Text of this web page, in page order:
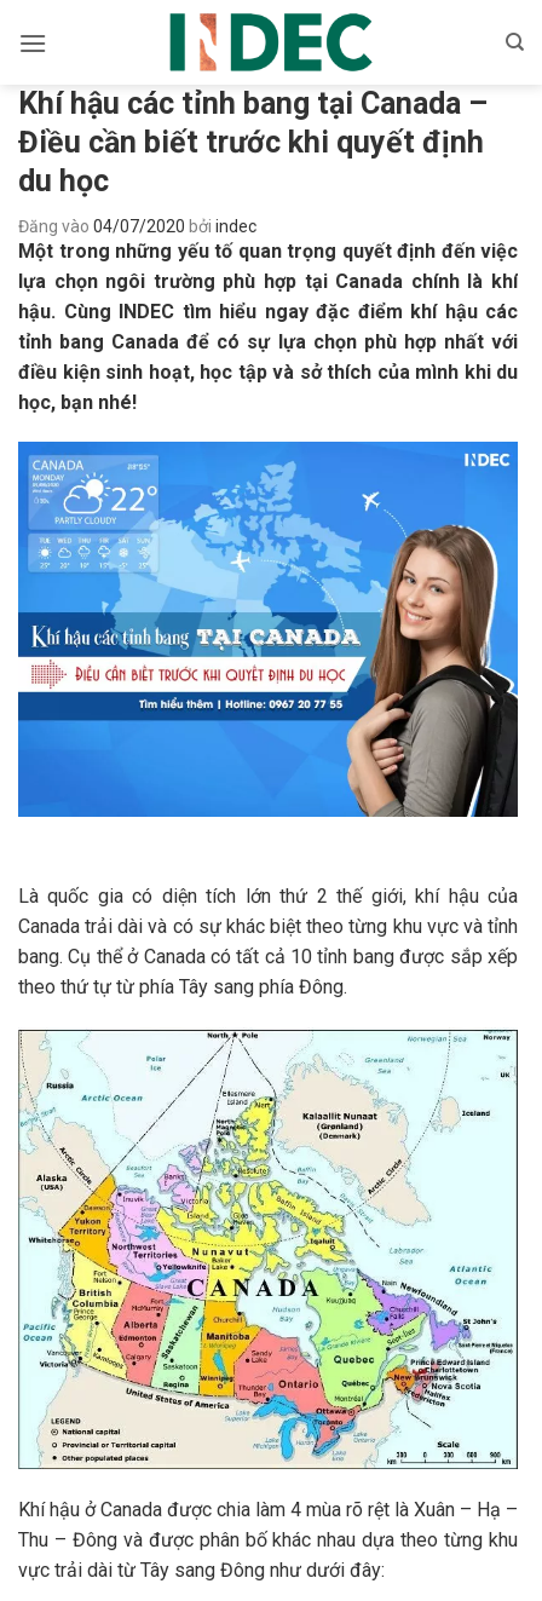
qua
dungKhí hậu các tỉnh bang tại Canada –
Điều cần biết trước khi quyết định
du học
Đăng vào 04/07/2020 bởi indec
Một trong những yếu tố quan trọng quyết định đến việc
lựa chọn ngôi trường phù hợp tại Canada chính là khí
hậu. Cùng INDEC tìm hiểu ngay đặc điểm khí hậu các
tỉnh bang Canada để có sự lựa chọn phù hợp nhất với
điều kiện sinh hoạt, học tập và sở thích của mình khi du
học, bạn nhé!
Là quốc gia có diện tích lớn thứ 2 thế giới, khí hậu của
Canada trải dài và có sự khác biệt theo từng khu vực và tỉnh
bang. Cụ thể ở Canada có tất cả 10 tỉnh bang được sắp xếp
theo thứ tự từ phía Tây sang phía Đông.
Khí hậu ở Canada được chia làm 4 mùa rõ rệt là Xuân – Hạ –
Thu – Đông và được phân bố khác nhau dựa theo từng khu
vực trải dài từ Tây sang Đông như dưới đây: